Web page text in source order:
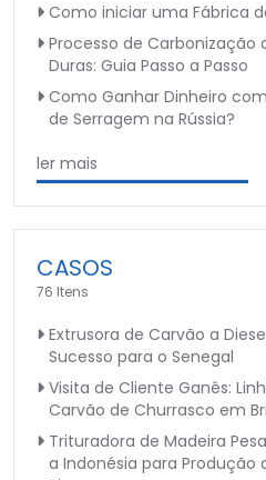
Como iniciar uma Fábrica
Processo de Carbonização
Duras: Guia Passo a Passo
Como Ganhar Dinheiro
de Serragem na Rússia?
ler mais
CASOS
76 Itens
Extrusora de Carvão a
Sucesso para o Senegal
Visita de Cliente Ganês:
Carvão de Churrasco em
Trituradora de Madeira
a Indonésia para Produção